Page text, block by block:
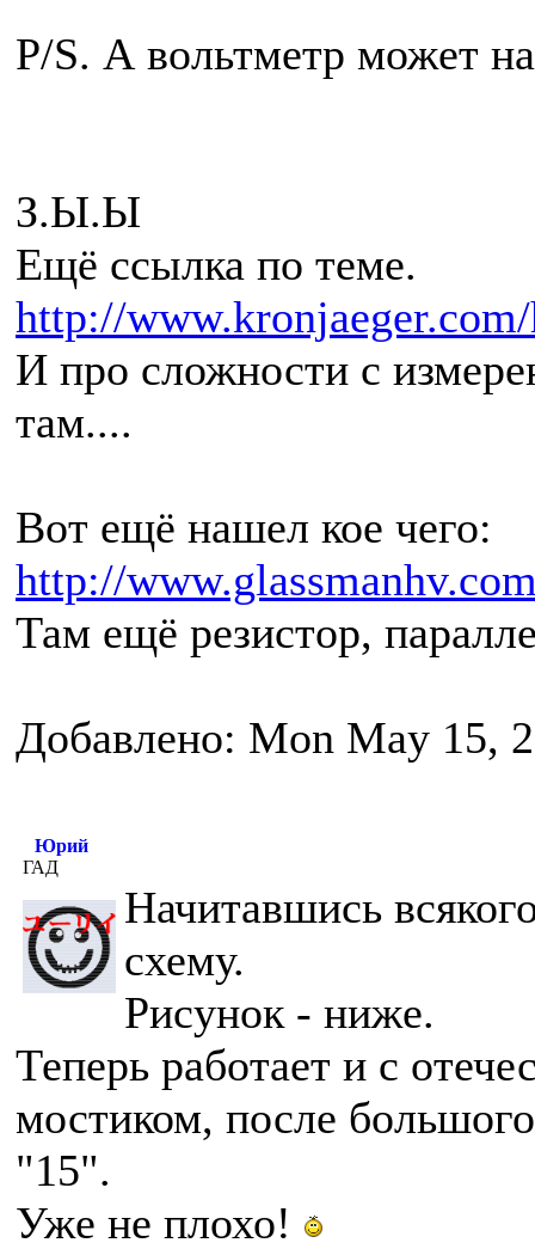
P/S. А вольтметр может
З.Ы.Ы
Ещё ссылка по теме.
http://
И про сложности с
там....
Вот ещё нашел кое чего:
http://
Там ещё резистор,
Добавлено: Mon May 15,
Юрий
ГАД
Начитавшись
схему.
Рисунок - ниже.
Теперь работает и с
мостиком, после
"15".
Уже не плохо!